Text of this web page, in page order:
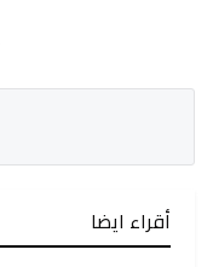
أقراء ايضا